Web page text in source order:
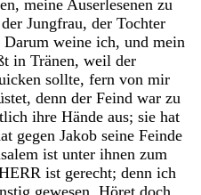
, meine Auserlesenen zu
der Jungfrau, der Tochter
Darum weine ich, und mein
in Tränen, weil der
sollte, fern von mir
, denn der Feind war zu
ihre Hände aus; sie hat
gegen Jakob seine Feinde
ist unter ihnen zum
ist gerecht; denn ich
gewesen. Höret doch